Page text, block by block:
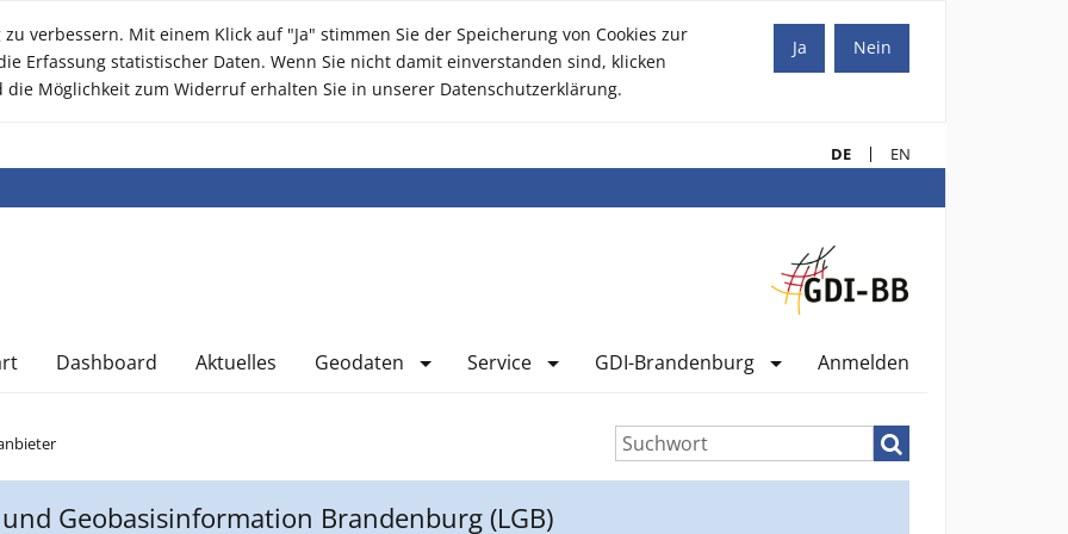
verbessern. Mit einem Klick auf "Ja" stimmen Sie der Speicherung von Cookies zur
Erfassung statistischer Daten. Wenn Sie nicht damit einverstanden sind, klicken
Möglichkeit zum Widerruf erhalten Sie in unserer Datenschutzerklärung.
Nein
Ja
DE EN
Dashboard Aktuelles Geodaten Service GDI-Brandenburg Anmelden
Suchen
Geobasisinformation Brandenburg (LGB)